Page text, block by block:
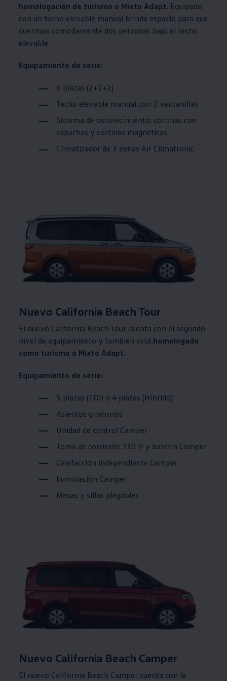
homologación de turismo o Mixto Adapt. Equipado
con un techo elevable manual brinda espacio para que
duerman comodamente dos personas bajo el techo
elevable.
Equipamiento de serie:
6 plazas (2+2+2)
Techo elevable manual con 3 ventanillas
Sistema de oscurecimiento: cortinas con
capuchas y cortinas magnéticas
Climatizador de 3 zonas Air Climatronic
Nuevo California Beach Tour
El nuevo California Beach Tour cuenta con el segundo
nivel de equipamiento y también está homologado
como turismo o Mixto Adapt.
Equipamiento de serie:
5 plazas (TDI) o 4 plazas (Híbrido)
Asientos giratorios
Unidad de control Camper
Toma de corriente 230 V y batería Camper
Calefacción independiente Camper
Iluminación Camper
Mesas y sillas plegables
Nuevo California Beach Camper
El nuevo California Beach Camper cuenta con la